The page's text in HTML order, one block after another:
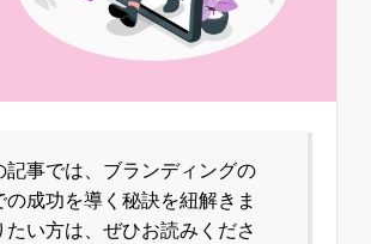
事では、ブランディングの
成功を導く秘訣を紐解きま
い方は、ぜひお読みくださ